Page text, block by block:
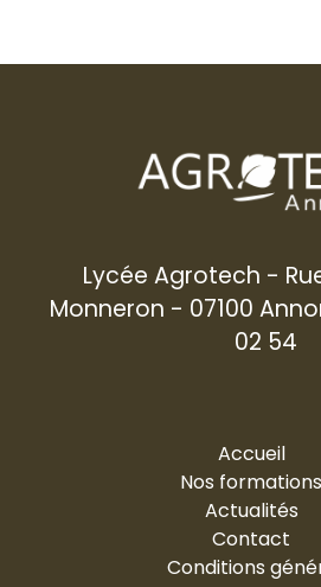
Lycée Agrotech -
Monneron - 07100
02 54
Accueil
Nos formations
Actualités
Contact
Conditions